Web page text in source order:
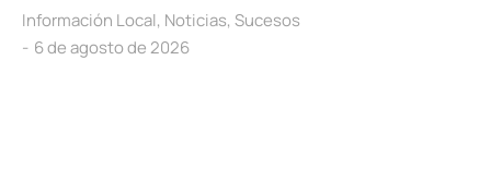
Información Local, Noticias, Sucesos
6 de agosto de 2026